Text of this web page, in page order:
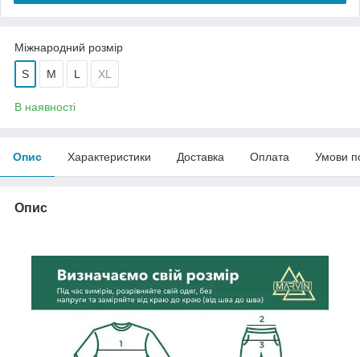
Міжнародний розмір
S M L XL
В наявності
Опис Характеристики Доставка Оплата Умови
Опис